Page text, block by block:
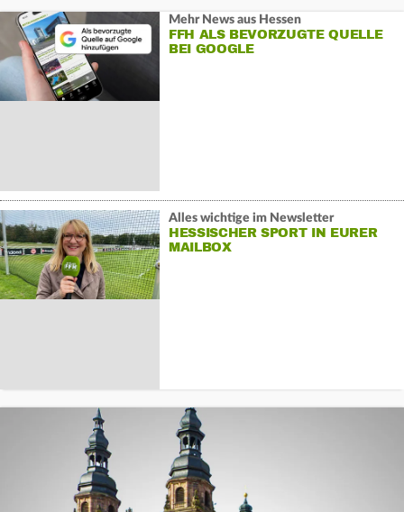
Mehr News aus Hessen
FFH ALS BEVORZUGTE QUELLE
BEI GOOGLE
Alles wichtige im Newsletter
HESSISCHER SPORT IN EURER
MAILBOX